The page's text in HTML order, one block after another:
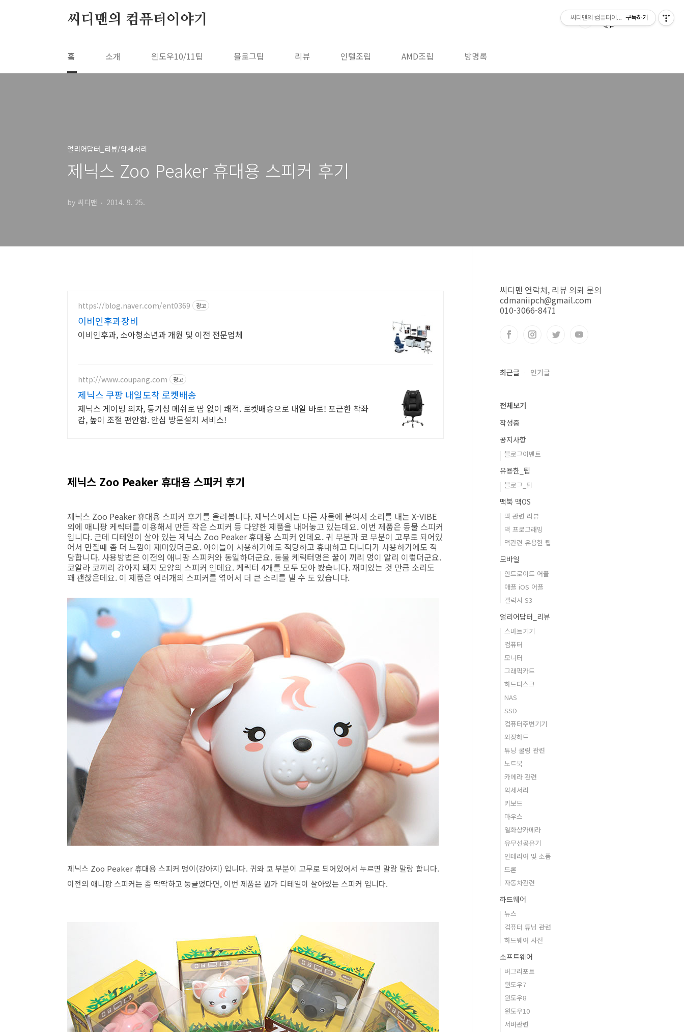
씨디맨의 컴퓨터이야기
홈 소개 윈도우10/11팁 블로그팁 리뷰 인텔조립 AMD조립 방명록
얼리어답터_리뷰/악세서리
제닉스 Zoo Peaker 휴대용 스피커 후기
by 씨디맨 2014. 9. 25.
https://blog.naver.com/ent0369 광고
이비인후과장비
이비인후과, 소아청소년과 개원 및 이전 전문업체
http://www.coupang.com 광고
제닉스 쿠팡 내일도착 로켓배송
제닉스 게이밍 의자, 통기성 메쉬로 땀 없이 쾌적. 로켓배송으로 내일 바로! 포근한 착좌
감, 높이 조절 편안함. 안심 방문설치 서비스!
제닉스 Zoo Peaker 휴대용 스피커 후기
제닉스 Zoo Peaker 휴대용 스피커 후기를 올려봅니다. 제닉스에서는 다른 사물에 붙여서 소리를 내는 X-VIBE
외에 애니팡 케릭터를 이용해서 만든 작은 스피커 등 다양한 제품을 내어놓고 있는데요. 이번 제품은 동물 스피커
입니다. 근데 디테일이 살아 있는 제닉스 Zoo Peaker 휴대용 스피커 인데요. 귀 부분과 코 부분이 고무로 되어있
어서 만질때 좀 더 느낌이 재미있더군요. 아이들이 사용하기에도 적당하고 휴대하고 다니다가 사용하기에도 적
당합니다. 사용방법은 이전의 애니팡 스피커와 동일하더군요. 동물 케릭터명은 꿀이 끼리 멍이 알리 이렇더군요.
코알라 코끼리 강아지 돼지 모양의 스피커 인데요. 케릭터 4개를 모두 모아 봤습니다. 재미있는 것 만큼 소리도
꽤 괜찮은데요. 이 제품은 여러개의 스피커를 엮어서 더 큰 소리를 낼 수 도 있습니다.
제닉스 Zoo Peaker 휴대용 스피커 멍이(강아지) 입니다. 귀와 코 부분이 고무로 되어있어서 누르면 말랑 말랑 합니다.
이전의 애니팡 스피커는 좀 딱딱하고 둥글었다면, 이번 제품은 뭔가 디테일이 살아있는 스피커 입니다.
씨디맨 연락처, 리뷰 의뢰 문의
cdmaniipch@gmail.com
010-3066-8471
최근글 인기글
전체보기
작성중
공지사항
블로그이벤트
유용한_팁
블로그_팁
맥북 맥OS
맥 관련 리뷰
맥 프로그래밍
맥관련 유용한 팁
모바일
안드로이드 어플
애플 iOS 어플
갤럭시 S3
얼리어답터_리뷰
스마트기기
컴퓨터
모니터
그래픽카드
하드디스크
NAS
SSD
컴퓨터주변기기
외장하드
튜닝 쿨링 관련
노트북
카메라 관련
악세서리
키보드
마우스
열화상카메라
유무선공유기
인테리어 및 소품
드론
자동차관련
하드웨어
뉴스
컴퓨터 튜닝 관련
하드웨어 사전
소프트웨어
버그리포트
윈도우7
윈도우8
윈도우10
서버관련
씨디맨의 컴퓨터이야기구독하기